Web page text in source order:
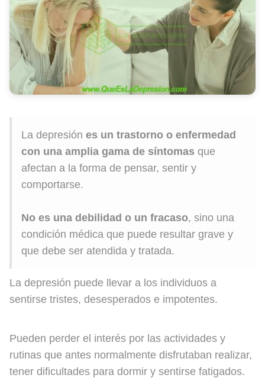
La depresión es un trastorno o enfermedad
con una amplia gama de síntomas que
afectan a la forma de pensar, sentir y
comportarse.
No es una debilidad o un fracaso, sino una
condición médica que puede resultar grave y
que debe ser atendida y tratada.
La depresión puede llevar a los individuos a
sentirse tristes, desesperados e impotentes.
Pueden perder el interés por las actividades y
rutinas que antes normalmente disfrutaban realizar,
tener dificultades para dormir y sentirse fatigados.